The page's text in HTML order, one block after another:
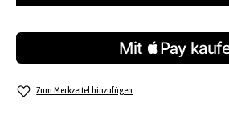
Zum Merkzettel hinzufügen